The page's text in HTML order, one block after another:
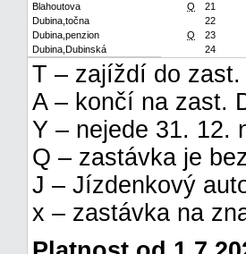
Blahoutova
Q
21
Dubina,točna
22
Dubina,penzion
Q
23
Dubina,Dubinská
24
T – zajíždí do
A – končí na zast.
Y – nejede 31. 12.
Q – zastávka je
J – Jízdenkový
x – zastávka na